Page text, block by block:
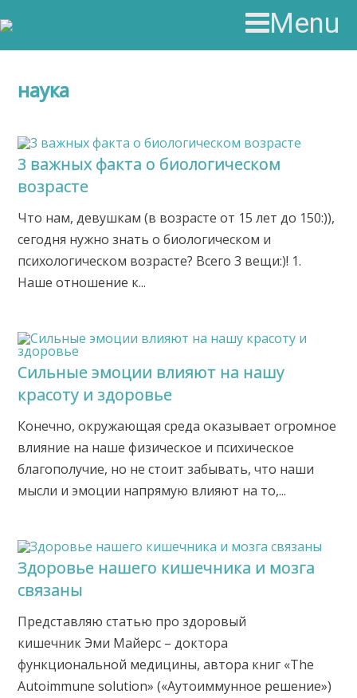
Menu
наука
3 важных факта о биологическом
возрасте
Что нам, девушкам (в возрасте от 15 лет до 150:)),
сегодня нужно знать о биологическом и
психологическом возрасте? Всего 3 вещи:)! 1.
Наше отношение к...
Сильные эмоции влияют на нашу
красоту и здоровье
Конечно, окружающая среда оказывает огромное
влияние на наше физическое и психическое
благополучие, но не стоит забывать, что наши
мысли и эмоции напрямую влияют на то,...
Здоровье нашего кишечника и мозга
связаны
Представляю статью про здоровый
кишечник Эми Майерс – доктора
функциональной медицины, автора книг «The
Autoimmune solution» («Аутоиммунное решение»)